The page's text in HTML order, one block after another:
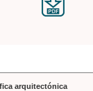
arquitectónica